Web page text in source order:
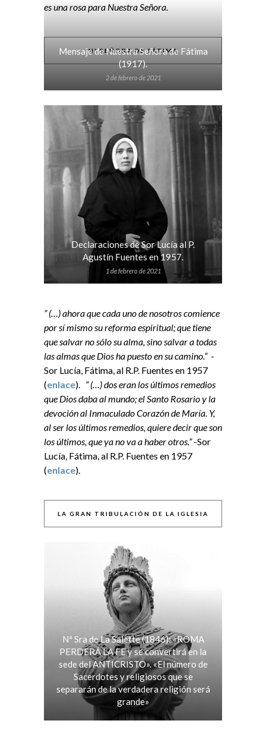
es una rosa para Nuestra Señora.
Nª SEÑORA DE FÁTIMA
Mensaje de Nuestra Señora de Fátima
(1917).
2 de febrero de 2021
Declaraciones de Sor Lucía al P.
Agustín Fuentes en 1957.
1 de febrero de 2021
” (…) ahora que cada uno de nosotros comience
por sí mismo su reforma espiritual; que tiene
que salvar no sólo su alma, sino salvar a todas
las almas que Dios ha puesto en su camino.” -
Sor Lucía, Fátima, al R.P. Fuentes en 1957
(enlace). ” (…) dos eran los últimos remedios
que Dios daba al mundo; el Santo Rosario y la
devoción al Inmaculado Corazón de María. Y,
al ser los últimos remedios, quiere decir que son
los últimos, que ya no va a haber otros.”-Sor
Lucía, Fátima, al R.P. Fuentes en 1957
(enlace).
LA GRAN TRIBULACIÓN DE LA IGLESIA
Nª Sra de La Salette (1846): «ROMA
PERDERÁ LA FE y se convertirá en la
sede del ANTICRISTO». «El número de
Sacerdotes y religiosos que se
separarán de la verdadera religión será
grande»